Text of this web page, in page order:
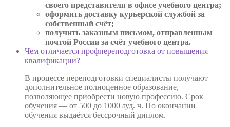
своего представителя в офисе учебного центра;
оформить доставку курьерской службой за
собственный счёт;
получить заказным письмом, отправленным
почтой России за счёт учебного центра.
Чем отличается профпереподготовка от повышения
квалификации?
В процессе переподготовки специалисты получают
дополнительное полноценное образование,
позволяющее приобрести новую профессию. Срок
обучения — от 500 до 1000 ауд. ч. По окончании
обучения выдаётся бессрочный диплом.